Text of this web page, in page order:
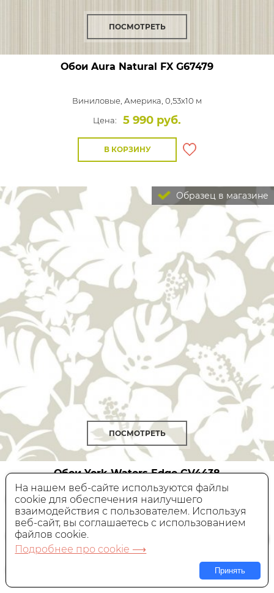
ПОСМОТРЕТЬ
Обои Aura Natural FXG67479
Виниловые, Америка, 0,53x10 м
Цена:
5 990 руб.
В КОРЗИНУ
Образец в магазине
ПОСМОТРЕТЬ
Обои York Waters EdgeCV4438
Бумажные, Америка, 0,52x10,05 м
Цена:
23 040 руб.
В КОРЗИНУ
На нашем веб-сайте используются файлы
cookie для обеспечения наилучшего
взаимодействия с пользователем. Используя
веб-сайт, вы соглашаетесь с использованием
файлов cookie.
Подробнее про cookie ⟶
Принять